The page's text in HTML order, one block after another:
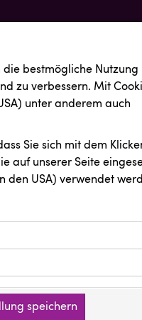
best­mögliche Nutzung
zu verbessern. Mit
unter anderem auch
Sie sich mit dem
auf unserer Seite
den USA) verwendet
und sind für die
keine
speichern